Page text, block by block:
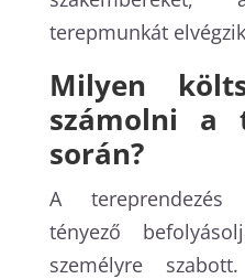
terepmunkát
Milyen
számolni a
során?
A tereprendezés
tényező
személyre